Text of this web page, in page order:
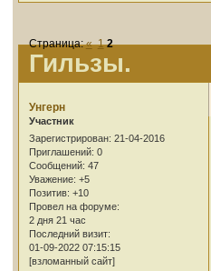
Гильзы.
Страница:« 1 2
Унгерн
Участник
Зарегистрирован: 21-04-2016
Приглашений: 0
Сообщений: 47
Уважение: +5
Позитив: +10
Провел на форуме:
2 дня 21 час
Последний визит:
01-09-2022 07:15:15
[взломанный сайт]